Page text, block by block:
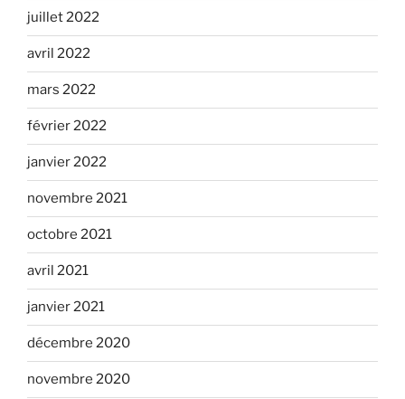
juillet 2022
avril 2022
mars 2022
février 2022
janvier 2022
novembre 2021
octobre 2021
avril 2021
janvier 2021
décembre 2020
novembre 2020